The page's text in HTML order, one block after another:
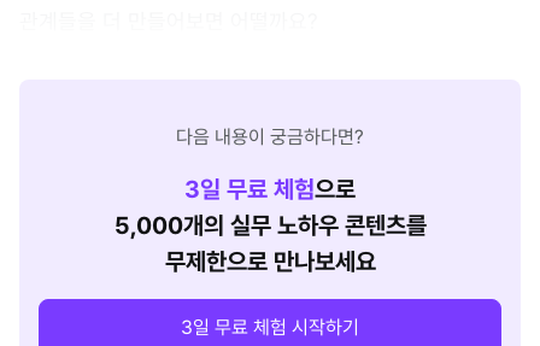
다음 내용이 궁금하다면?
3일 무료 체험으로
5,000개의 실무 노하우 콘텐츠를
무제한으로 만나보세요
3일 무료 체험 시작하기